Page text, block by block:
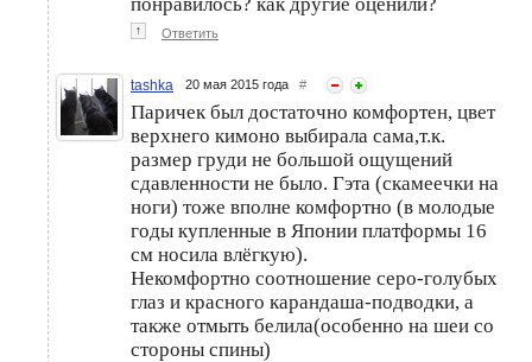
↑ Ответить
tashka 20 мая 2015 года #
Паричек был достаточно комфортен, цвет
верхнего кимоно выбирала сама,т.к.
размер груди не большой ощущений
сдавленности не было. Гэта (скамеечки на
ноги) тоже вполне комфортно (в молодые
годы купленные в Японии платформы 16
см носила влёгкую).
Некомфортно соотношение серо-голубых
глаз и красного карандаша-подводки, а
также отмыть белила(особенно на шеи со
стороны спины)